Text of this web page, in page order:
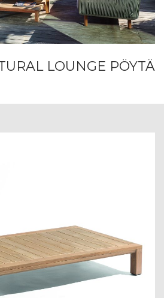
LOUNGE PÖYTÄ